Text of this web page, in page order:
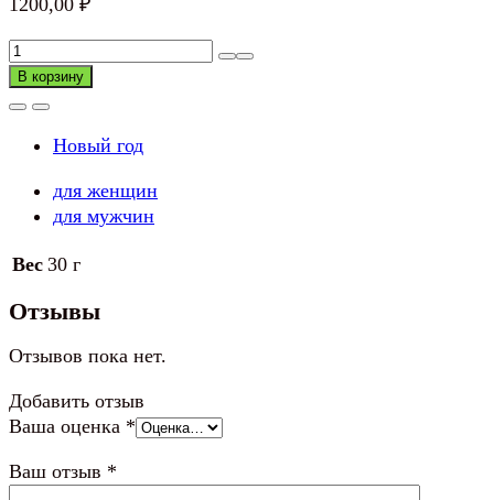
Количество
товара
Шапка
Мороза
В корзину
Новый год
для женщин
для мужчин
Вес 30 г
Отзывы
Отзывов пока нет.
Добавить отзыв
Ваша оценка *
Ваш отзыв *